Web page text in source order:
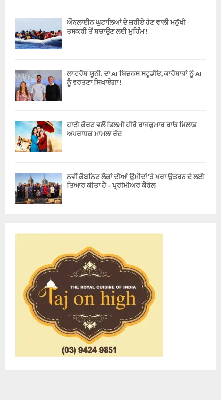
ਔਨਲਾਈਨ ਘੁਟਾਲਿਆਂ ਦੇ ਜ਼ਰੀਏ ਹੋਣ ਵਾਲੀ ਮਨੁੱਖੀ
ਤਸਕਰੀ ਤੋਂ ਬਚਾਉਣ ਲਈ ਮੁਹਿੰਮ !
ਲਾ ਟਰੋਬ ਯੂਨੀ: ਦਾ AI ਬਿਜ਼ਨਸ ਸਟੂਡੀਓ, ਕਾਰੋਬਾਰਾਂ ਨੂੰ AI
ਨੂੰ ਵਰਤਣਾ ਸਿਖਾਏਗਾ !
ਹਾਈ ਕੋਰਟ ਵਲੋਂ ਫਿਲਮੀ ਹੀਰੋ ਰਾਜਕੁਮਾਰ ਰਾਓ ਖ਼ਿਲਾਫ਼
ਅਪਰਾਧਕ ਮਾਮਲਾ ਰੱਦ
ਨਵੀਂ ਕੈਬਨਿਟ ਲੋਕਾਂ ਦੀਆਂ ਉਮੀਦਾਂ ‘ਤੇ ਖਰਾ ਉਤਰਨ ਦੇ ਲਈ
ਤਿਆਰ ਕੀਤਾ ਹੈ – ਪ੍ਰੀਮੀਅਰ ਕੈਰੋਲ